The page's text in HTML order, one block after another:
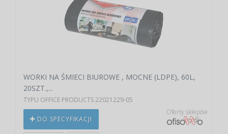
WORKI NA ŚMIECI BIUROWE , MOCNE (LDPE), 60L,
20SZT.,...
TYPU OFFICE PRODUCTS 22021229-05
DO SPECYFIKACJI
Oferty sklepów